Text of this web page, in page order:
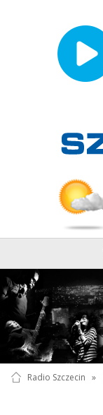
Radio Szczecin »